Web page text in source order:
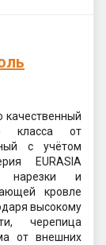
качественный
класса от
с учётом
EURASIA
нарезки и
кровле
высокому
черепица
от внешних